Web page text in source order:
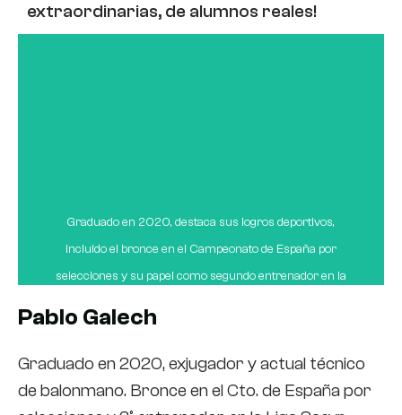
extraordinarias, de alumnos reales!
Graduado en 2020, destaca sus logros deportivos,
incluido el bronce en el Campeonato de España por
selecciones y su papel como segundo entrenador en la
contribuir en general a su crecimiento personal y
profesional. Su recuerdo más preciado es el último día
en el centro, donde entendió el afecto real de los
Pablo Galech
Graduado en 2020, exjugador y actual técnico
de balonmano. Bronce en el Cto. de España por